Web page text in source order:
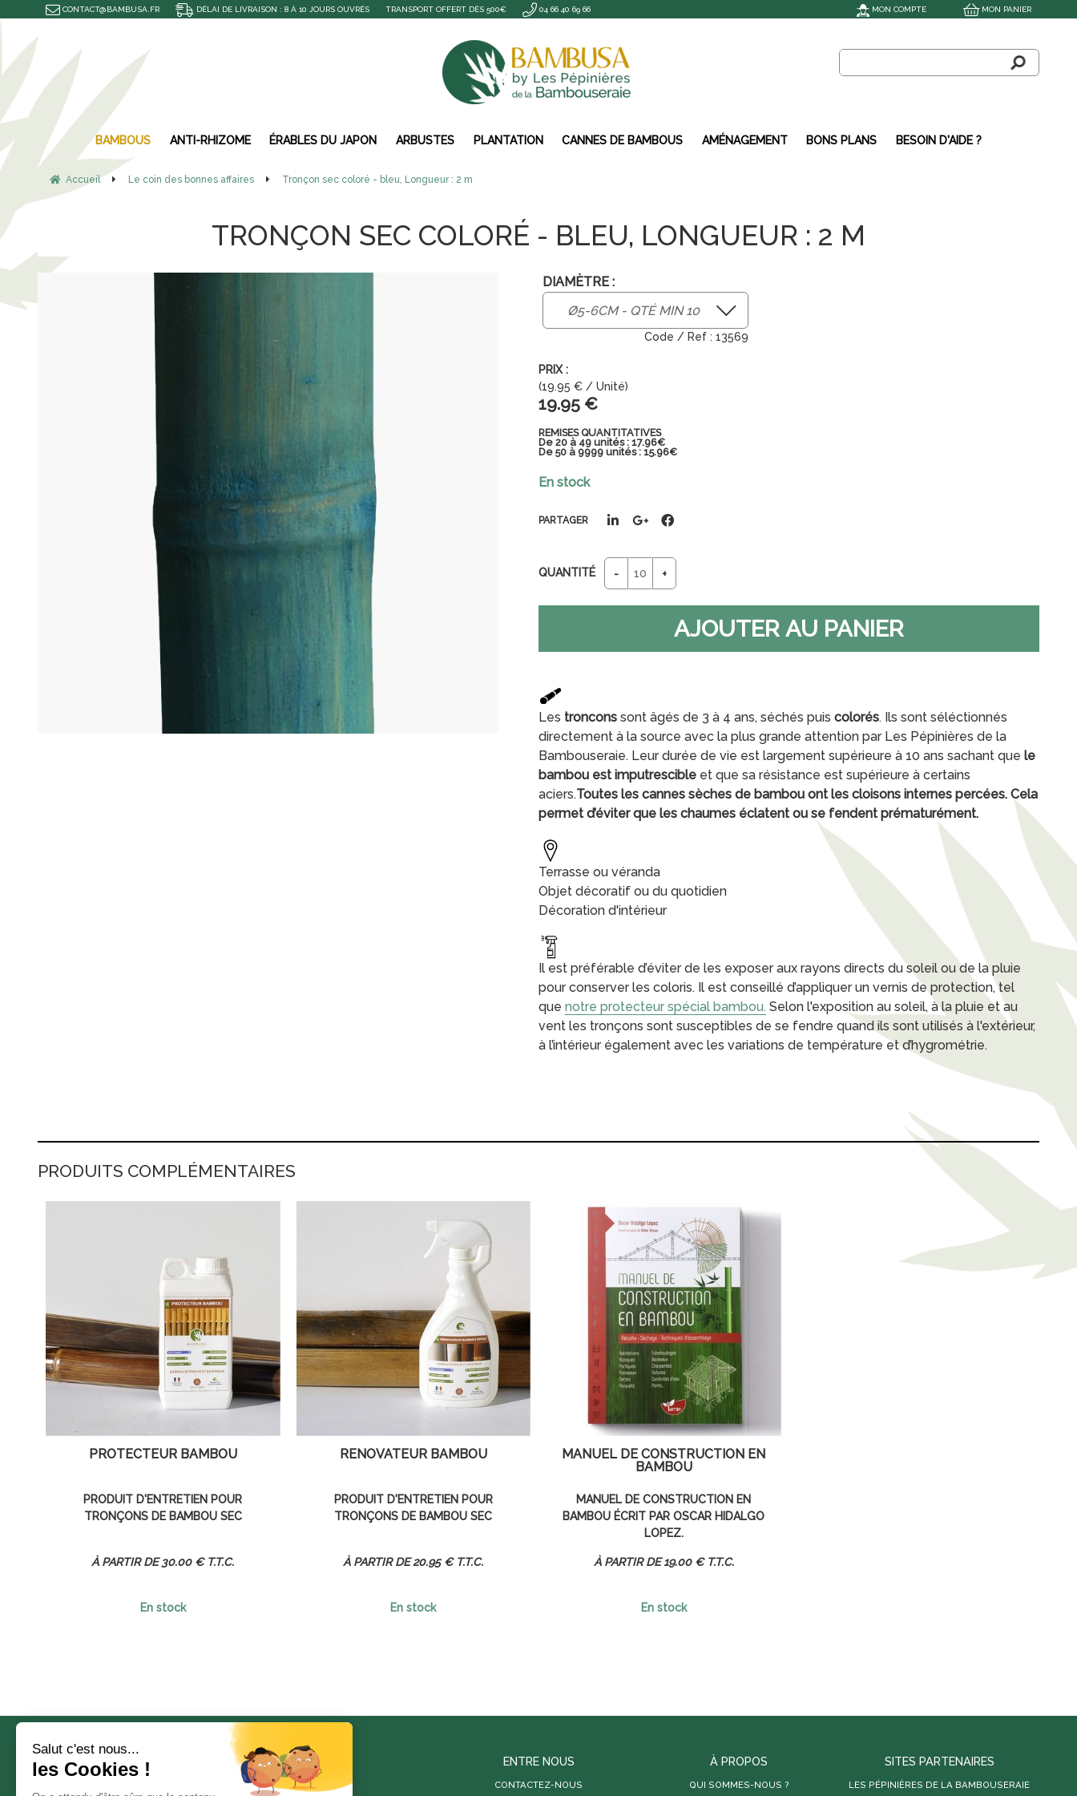
BAMBOUS ANTI-RHIZOME ÉRABLES DU JAPON ARBUSTES PLANTATION CANNES DE BAMBOUS AMÉNAGEMENT BONS PLANS BESOIN D'AIDE ?
Accueil Le coin des bonnes affaires Tronçon sec coloré - bleu, Longueur : 2 m
TRONÇON SEC COLORÉ - BLEU, LONGUEUR : 2 M
DIAMÈTRE :
13569
(19.95 € / Unité)
19.95 €
REMISES QUANTITATIVES
De 20 à 49 unités : 17.96€
De 50 à 9999 unités : 15.96€
En stock
QUANTITÉ
PARTAGER
Les troncons sont âgés de 3 à 4 ans, séchés puis colorés. Ils sont séléctionnés
directement à la source avec la plus grande attention par Les Pépinières de la
Bambouseraie. Leur durée de vie est largement supérieure à 10 ans sachant que le
bambou est imputrescible et que sa résistance est supérieure à certains
aciers.Toutes les cannes sèches de bambou ont les cloisons internes percées. Cela
permet d’éviter que les chaumes éclatent ou se fendent prématurément.
Terrasse ou véranda
Objet décoratif ou du quotidien
Décoration d'intérieur
Il est préférable d’éviter de les exposer aux rayons directs du soleil ou de la pluie
pour conserver les coloris. Il est conseillé d’appliquer un vernis de protection, tel
que notre protecteur spécial bambou. Selon l'exposition au soleil, à la pluie et au
vent les tronçons sont susceptibles de se fendre quand ils sont utilisés à l'extérieur,
à l’intérieur également avec les variations de température et d’hygrométrie.
PRODUITS COMPLÉMENTAIRES
PROTECTEUR BAMBOU
PRODUIT D'ENTRETIEN POUR
TRONÇONS DE BAMBOU SEC
30.00 € T.T.C.
En stock
RÉNOVATEUR BAMBOU
PRODUIT D'ENTRETIEN POUR
TRONÇONS DE BAMBOU SEC
20.95 € T.T.C.
En stock
MANUEL DE CONSTRUCTION EN
BAMBOU
MANUEL DE CONSTRUCTION EN
BAMBOU ÉCRIT PAR OSCAR HIDALGO
LOPEZ.
19.00 € T.T.C.
En stock
MON COMPTE MON PANIER
CONTACT@BAMBUSA.FR DÉLAI DE LIVRAISON : 8 À 10 JOURS OUVRÉS TRANSPORT OFFERT DÈS 500€ 04 66 40 69 66
ENTRE NOUS
CONTACTEZ-NOUS
À PROPOS
QUI SOMMES-NOUS ?
SITES PARTENAIRES
LES PÉPINIÈRES DE LA BAMBOUSERAIE